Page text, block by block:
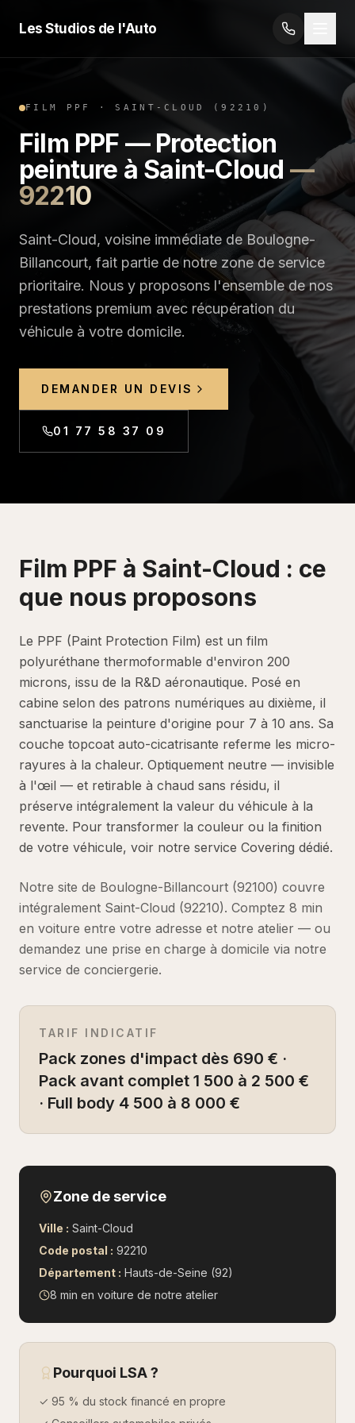
Les Studios de l'Auto
FILM PPF ·SAINT-CLOUD (92210 )
Film PPF — Protection
peinture à Saint-Cloud —
92210
Saint-Cloud, voisine immédiate de Boulogne-
Billancourt, fait partie de notre zone de service
prioritaire. Nous y proposons l'ensemble de nos
prestations premium avec récupération du
véhicule à votre domicile.
DEMANDER UN DEVIS
01 77 58 37 09
Film PPF à Saint-Cloud : ce
que nous proposons
Le PPF (Paint Protection Film) est un film
polyuréthane thermoformable d'environ 200
microns, issu de la R&D aéronautique. Posé en
cabine selon des patrons numériques au dixième, il
sanctuarise la peinture d'origine pour 7 à 10 ans. Sa
couche topcoat auto-cicatrisante referme les micro-
rayures à la chaleur. Optiquement neutre — invisible
à l'œil — et retirable à chaud sans résidu, il
préserve intégralement la valeur du véhicule à la
revente. Pour transformer la couleur ou la finition
de votre véhicule, voir notre service Covering dédié.
Notre site de Boulogne-Billancourt (92100) couvre
intégralement Saint-Cloud (92210). Comptez 8 min
en voiture entre votre adresse et notre atelier — ou
demandez une prise en charge à domicile via notre
service de conciergerie.
TARIF INDICATIF
Pack zones d'impact dès 690 € ·
Pack avant complet 1 500 à 2 500 €
· Full body 4 500 à 8 000 €
Zone de service
Ville : Saint-Cloud
Code postal : 92210
Département : Hauts-de-Seine (92)
8 min en voiture de notre atelier
Pourquoi LSA ?
✓ 95 % du stock financé en propre